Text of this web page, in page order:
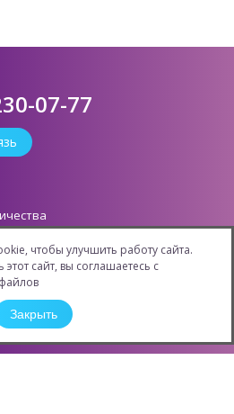
07-77
чтобы улучшить работу сайта.
сайт, вы соглашаетесь с
Закрыть